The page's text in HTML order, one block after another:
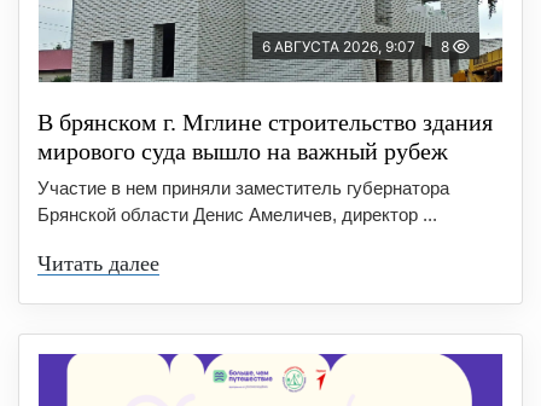
6 АВГУСТА 2026, 9:07 8
В брянском г. Мглине строительство здания
мирового суда вышло на важный рубеж
Участие в нем приняли заместитель губернатора
Брянской области Денис Амеличев, директор ...
Читать далее